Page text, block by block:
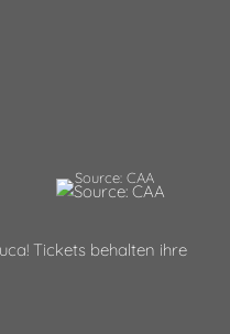
Source: CAA
Tickets behalten ihre